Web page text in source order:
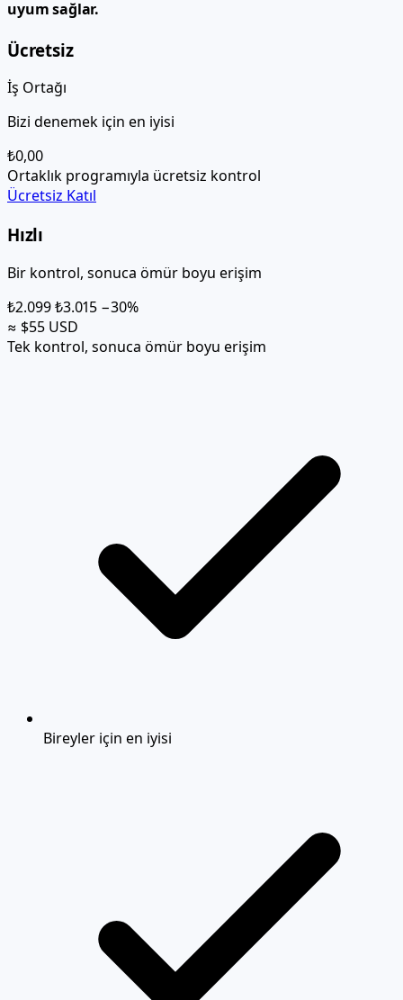
uyum sağlar.
Ücretsiz
İş Ortağı
Bizi denemek için en iyisi
₺0,00
Ortaklık programıyla ücretsiz kontrol
Ücretsiz Katıl
Hızlı
Bir kontrol, sonuca ömür boyu erişim
₺2.099₺3.015 −30%
≈ $55 USD
Tek kontrol, sonuca ömür boyu erişim
Bireyler için en iyisi